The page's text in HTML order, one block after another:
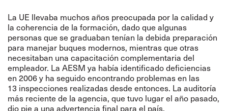
La UE llevaba muchos años preocupada por la calidad y
la coherencia de la formación, dado que algunas
personas que se graduaban tenían la debida preparación
para manejar buques modernos, mientras que otras
necesitaban una capacitación complementaria del
empleador. La AESM ya había identificado deficiencias
en 2006 y ha seguido encontrando problemas en las
13 inspecciones realizadas desde entonces. La auditoría
más reciente de la agencia, que tuvo lugar el año pasado,
dio pie a una advertencia final para el país.